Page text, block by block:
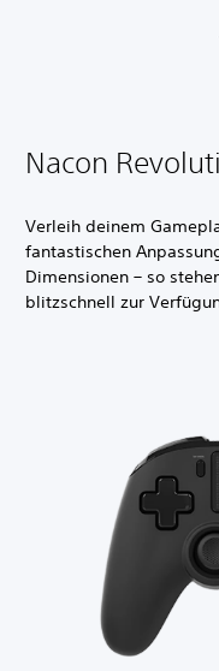
Nacon
Verleih deinem
fantastischen
Dimensionen – so
blitzschnell zur